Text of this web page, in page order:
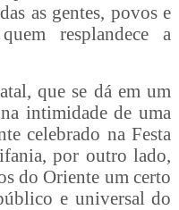
as gentes, povos e
resplandece a
que se dá em um
intimidade de uma
celebrado na Festa
por outro lado,
do Oriente um certo
e universal do